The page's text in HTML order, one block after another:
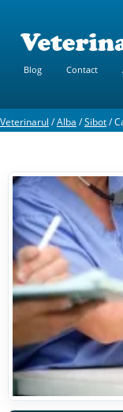
Blog Contact
Veterinarul /Alba /Sibot/